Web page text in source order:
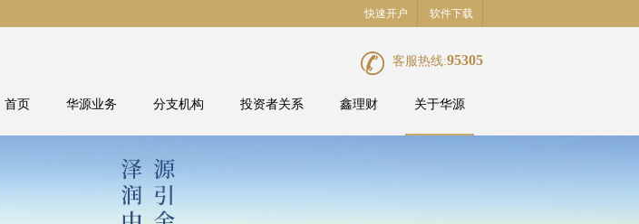
快速开户 软件下载
客服热线:95305
首页 华源业务 分支机构 投资者关系 鑫理财 关于华源